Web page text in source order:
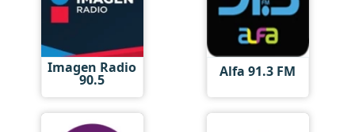
Imagen Radio
90.5 Alfa 91.3 FM